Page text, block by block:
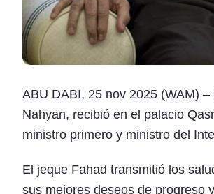
ABU DABI, 25 nov 2025 (WAM)
Nahyan, recibió en el palacio
ministro primero y ministro del
El jeque Fahad transmitió los
sus mejores deseos de progreso